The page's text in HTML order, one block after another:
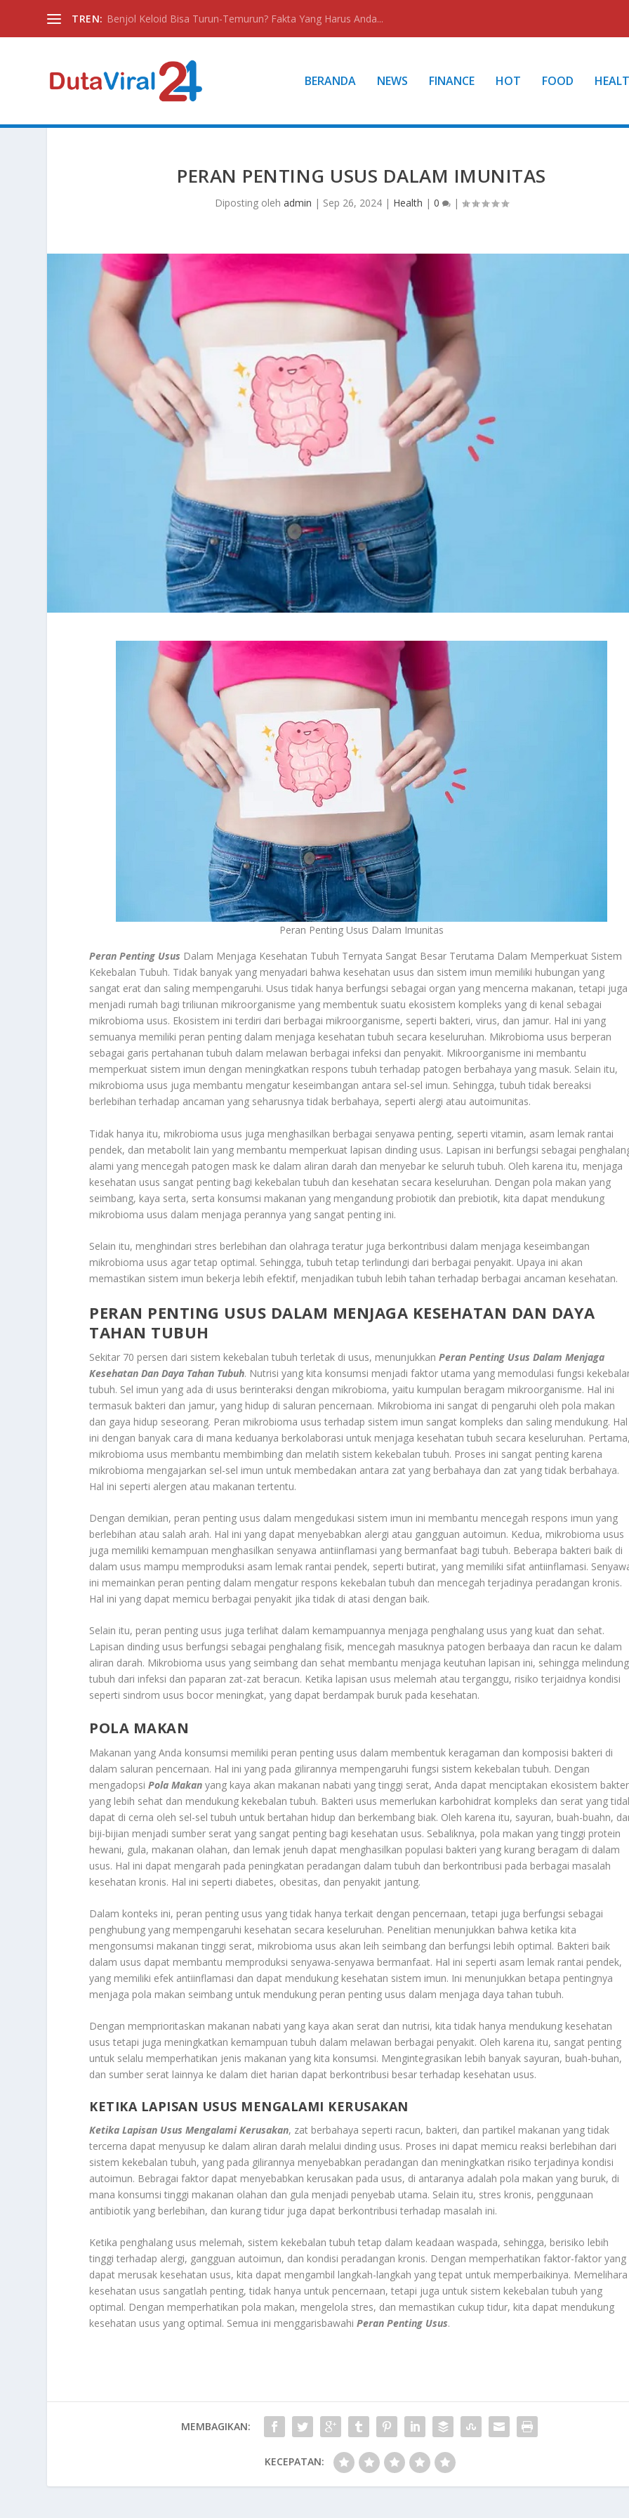
TREN: Benjol Keloid Bisa Turun-Temurun? Fakta Yang Harus Anda...
BERANDA NEWS FINANCE HOT FOOD
PERAN PENTING USUS DALAM IMUNITAS
Diposting oleh admin | Sep 26, 2024| Health | 0 |
Peran Penting Usus Dalam Imunitas
Peran Penting Usus Dalam Menjaga Kesehatan Tubuh Ternyata Sangat Besar Terutama Dalam Memperkuat Sistem
Kekebalan Tubuh. Tidak banyak yang menyadari bahwa kesehatan usus dan sistem imun memiliki hubungan yang
sangat erat dan saling mempengaruhi. Usus tidak hanya berfungsi sebagai organ yang mencerna makanan, tetapi juga
menjadi rumah bagi triliunan mikroorganisme yang membentuk suatu ekosistem kompleks yang di kenal sebagai
mikrobioma usus. Ekosistem ini terdiri dari berbagai mikroorganisme, seperti bakteri, virus, dan jamur. Hal ini yang
semuanya memiliki peran penting dalam menjaga kesehatan tubuh secara keseluruhan. Mikrobioma usus berperan
sebagai garis pertahanan tubuh dalam melawan berbagai infeksi dan penyakit. Mikroorganisme ini membantu
memperkuat sistem imun dengan meningkatkan respons tubuh terhadap patogen berbahaya yang masuk. Selain itu,
mikrobioma usus juga membantu mengatur keseimbangan antara sel-sel imun. Sehingga, tubuh tidak bereaksi
berlebihan terhadap ancaman yang seharusnya tidak berbahaya, seperti alergi atau autoimunitas.
Tidak hanya itu, mikrobioma usus juga menghasilkan berbagai senyawa penting, seperti vitamin, asam lemak rantai
pendek, dan metabolit lain yang membantu memperkuat lapisan dinding usus. Lapisan ini berfungsi sebagai
alami yang mencegah patogen mask ke dalam aliran darah dan menyebar ke seluruh tubuh. Oleh karena itu, menjaga
kesehatan usus sangat penting bagi kekebalan tubuh dan kesehatan secara keseluruhan. Dengan pola makan yang
seimbang, kaya serta, serta konsumsi makanan yang mengandung probiotik dan prebiotik, kita dapat mendukung
mikrobioma usus dalam menjaga perannya yang sangat penting ini.
Selain itu, menghindari stres berlebihan dan olahraga teratur juga berkontribusi dalam menjaga keseimbangan
mikrobioma usus agar tetap optimal. Sehingga, tubuh tetap terlindungi dari berbagai penyakit. Upaya ini akan
memastikan sistem imun bekerja lebih efektif, menjadikan tubuh lebih tahan terhadap berbagai ancaman kesehatan.
PERAN PENTING USUS DALAM MENJAGA KESEHATAN DAN DAYA
TAHAN TUBUH
Sekitar 70 persen dari sistem kekebalan tubuh terletak di usus, menunjukkanPeran Penting Usus Dalam Menjaga
Kesehatan Dan Daya Tahan Tubuh. Nutrisi yang kita konsumsi menjadi faktor utama yang memodulasi fungsi
tubuh. Sel imun yang ada di usus berinteraksi dengan mikrobioma, yaitu kumpulan beragam mikroorganisme. Hal ini
termasuk bakteri dan jamur, yang hidup di saluran pencernaan. Mikrobioma ini sangat di pengaruhi oleh pola makan
dan gaya hidup seseorang. Peran mikrobioma usus terhadap sistem imun sangat kompleks dan saling mendukung. Hal
ini dengan banyak cara di mana keduanya berkolaborasi untuk menjaga kesehatan tubuh secara keseluruhan. Pertama,
mikrobioma usus membantu membimbing dan melatih sistem kekebalan tubuh. Proses ini sangat penting karena
mikrobioma mengajarkan sel-sel imun untuk membedakan antara zat yang berbahaya dan zat yang tidak berbahaya.
Hal ini seperti alergen atau makanan tertentu.
Dengan demikian, peran penting usus dalam mengedukasi sistem imun ini membantu mencegah respons imun yang
berlebihan atau salah arah. Hal ini yang dapat menyebabkan alergi atau gangguan autoimun. Kedua, mikrobioma usus
juga memiliki kemampuan menghasilkan senyawa antiinflamasi yang bermanfaat bagi tubuh. Beberapa bakteri baik di
dalam usus mampu memproduksi asam lemak rantai pendek, seperti butirat, yang memiliki sifat antiinflamasi.
ini memainkan peran penting dalam mengatur respons kekebalan tubuh dan mencegah terjadinya peradangan kronis.
Hal ini yang dapat memicu berbagai penyakit jika tidak di atasi dengan baik.
Selain itu, peran penting usus juga terlihat dalam kemampuannya menjaga penghalang usus yang kuat dan sehat.
Lapisan dinding usus berfungsi sebagai penghalang fisik, mencegah masuknya patogen berbaaya dan racun ke dalam
aliran darah. Mikrobioma usus yang seimbang dan sehat membantu menjaga keutuhan lapisan ini, sehingga
tubuh dari infeksi dan paparan zat-zat beracun. Ketika lapisan usus melemah atau terganggu, risiko terjaidnya kondisi
seperti sindrom usus bocor meningkat, yang dapat berdampak buruk pada kesehatan.
POLA MAKAN
Makanan yang Anda konsumsi memiliki peran penting usus dalam membentuk keragaman dan komposisi bakteri di
dalam saluran pencernaan. Hal ini yang pada gilirannya mempengaruhi fungsi sistem kekebalan tubuh. Dengan
mengadopsiPola Makan yang kaya akan makanan nabati yang tinggi serat, Anda dapat menciptakan ekosistem
yang lebih sehat dan mendukung kekebalan tubuh. Bakteri usus memerlukan karbohidrat kompleks dan serat yang
dapat di cerna oleh sel-sel tubuh untuk bertahan hidup dan berkembang biak. Oleh karena itu, sayuran, buah-buahn,
biji-bijian menjadi sumber serat yang sangat penting bagi kesehatan usus. Sebaliknya, pola makan yang tinggi protein
hewani, gula, makanan olahan, dan lemak jenuh dapat menghasilkan populasi bakteri yang kurang beragam di dalam
usus. Hal ini dapat mengarah pada peningkatan peradangan dalam tubuh dan berkontribusi pada berbagai masalah
kesehatan kronis. Hal ini seperti diabetes, obesitas, dan penyakit jantung.
Dalam konteks ini, peran penting usus yang tidak hanya terkait dengan pencernaan, tetapi juga berfungsi sebagai
penghubung yang mempengaruhi kesehatan secara keseluruhan. Penelitian menunjukkan bahwa ketika kita
mengonsumsi makanan tinggi serat, mikrobioma usus akan leih seimbang dan berfungsi lebih optimal. Bakteri baik
dalam usus dapat membantu memproduksi senyawa-senyawa bermanfaat. Hal ini seperti asam lemak rantai pendek,
yang memiliki efek antiinflamasi dan dapat mendukung kesehatan sistem imun. Ini menunjukkan betapa pentingnya
menjaga pola makan seimbang untuk mendukung peran penting usus dalam menjaga daya tahan tubuh.
Dengan memprioritaskan makanan nabati yang kaya akan serat dan nutrisi, kita tidak hanya mendukung kesehatan
usus tetapi juga meningkatkan kemampuan tubuh dalam melawan berbagai penyakit. Oleh karena itu, sangat penting
untuk selalu memperhatikan jenis makanan yang kita konsumsi. Mengintegrasikan lebih banyak sayuran, buah-buhan,
dan sumber serat lainnya ke dalam diet harian dapat berkontribusi besar terhadap kesehatan usus.
KETIKA LAPISAN USUS MENGALAMI KERUSAKAN
Ketika Lapisan Usus Mengalami Kerusakan, zat berbahaya seperti racun, bakteri, dan partikel makanan yang tidak
tercerna dapat menyusup ke dalam aliran darah melalui dinding usus. Proses ini dapat memicu reaksi berlebihan dari
sistem kekebalan tubuh, yang pada gilirannya menyebabkan peradangan dan meningkatkan risiko terjadinya kondisi
autoimun. Bebragai faktor dapat menyebabkan kerusakan pada usus, di antaranya adalah pola makan yang buruk, di
mana konsumsi tinggi makanan olahan dan gula menjadi penyebab utama. Selain itu, stres kronis, penggunaan
antibiotik yang berlebihan, dan kurang tidur juga dapat berkontribusi terhadap masalah ini.
Ketika penghalang usus melemah, sistem kekebalan tubuh tetap dalam keadaan waspada, sehingga, berisiko lebih
tinggi terhadap alergi, gangguan autoimun, dan kondisi peradangan kronis. Dengan memperhatikan faktor-faktor yang
dapat merusak kesehatan usus, kita dapat mengambil langkah-langkah yang tepat untuk memperbaikinya. Memelihara
kesehatan usus sangatlah penting, tidak hanya untuk pencernaan, tetapi juga untuk sistem kekebalan tubuh yang
optimal. Dengan memperhatikan pola makan, mengelola stres, dan memastikan cukup tidur, kita dapat mendukung
kesehatan usus yang optimal. Semua ini menggarisbawahiPeran Penting Usus.
MEMBAGIKAN:
KECEPATAN: